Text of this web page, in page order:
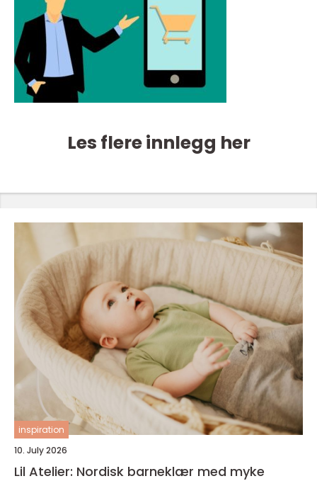
Les flere innlegg her
inspiration
10. July 2026
Lil Atelier: Nordisk barneklær med myke